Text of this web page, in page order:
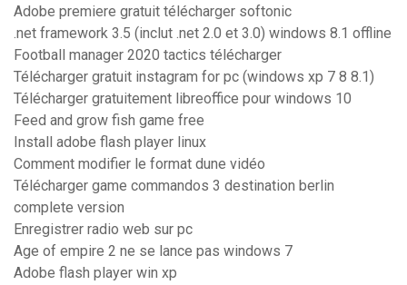
Adobe premiere gratuit télécharger softonic
.net framework 3.5 (inclut .net 2.0 et 3.0) windows 8.1 offline
Football manager 2020 tactics télécharger
Télécharger gratuit instagram for pc (windows xp 7 8 8.1)
Télécharger gratuitement libreoffice pour windows 10
Feed and grow fish game free
Install adobe flash player linux
Comment modifier le format dune vidéo
Télécharger game commandos 3 destination berlin
complete version
Enregistrer radio web sur pc
Age of empire 2 ne se lance pas windows 7
Adobe flash player win xp